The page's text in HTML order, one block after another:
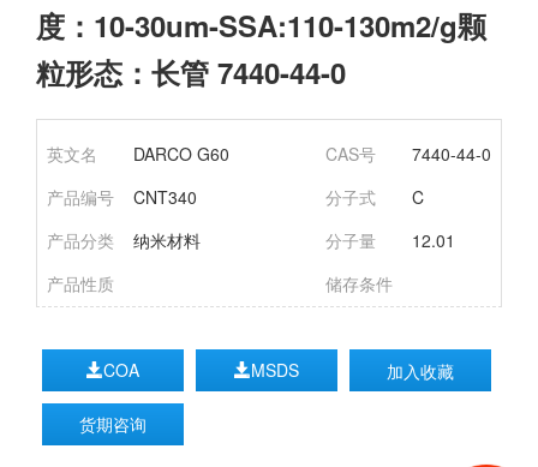
度：10-30um-SSA:110-130m2/g颗
粒形态：长管 7440-44-0
英文名 DARCO G60 CAS号
7440-44-0
产品编号
CNT340 分子式
C
产品分类
纳米材料 分子量
12.01
产品性质
储存条件
COA MSDS 加入收藏
货期咨询